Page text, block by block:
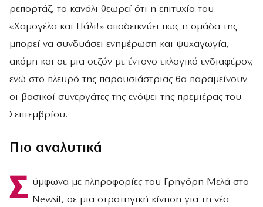
ρεπορτάζ, το κανάλι θεωρεί ότι η επιτυχία του
«Χαμογέλα και Πάλι!» αποδεικνύει πως η ομάδα της
μπορεί να συνδυάσει ενημέρωση και ψυχαγωγία,
ακόμη και σε μια σεζόν με έντονο εκλογικό ενδιαφέρον,
ενώ στο πλευρό της παρουσιάστριας θα παραμείνουν
οι βασικοί συνεργάτες της ενόψει της πρεμιέρας του
Σεπτεμβρίου.
Πιο αναλυτικά
Σ ύμφωνα με πληροφορίες του Γρηγόρη Μελά στο
Newsit, σε μια στρατηγική κίνηση για τη νέα